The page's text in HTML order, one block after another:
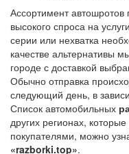
Ассортимент автошротов
высокого спроса на
серии или нехватка
качестве альтернативы
городе с доставкой
Обычно отправка
следующий день, в
Список автомобильных
других регионах,
покупателями, можно
«razborki.top».